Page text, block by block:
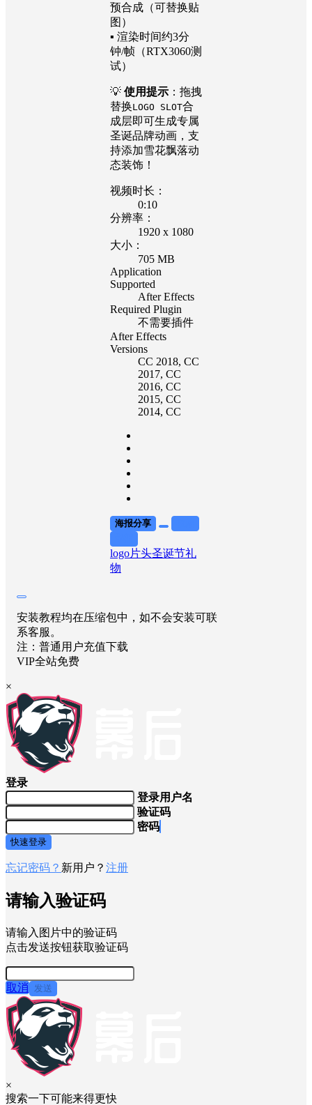
预合成（可替换贴
图）
▪ 渲染时间约3分
钟/帧（RTX3060测
试）
💡 使用提示 ：拖拽
替换LOGO SLOT合
成层即可生成专属
圣诞品牌动画，支
持添加雪花飘落动
态装饰！
视频时长：
0:10
分辨率：
1920 x 1080
大小：
705 MB
Application
Supported
After Effects
Required Plugin
不需要插件
After Effects
Versions
CC 2018, CC
2017, CC
2016, CC
2015, CC
2014, CC
海报分享
logo片头圣诞节礼
物
安装教程均在压缩包中，如不会安装可联
系客服。
注：普通用户充值下载
VIP全站免费
×
登录
登录用户名
验证码
密码
快速登录
忘记密码？ 新用户？ 注册
请输入验证码
请输入图片中的验证码
点击发送按钮获取验证码
取消 发送
×
搜索一下可能来得更快